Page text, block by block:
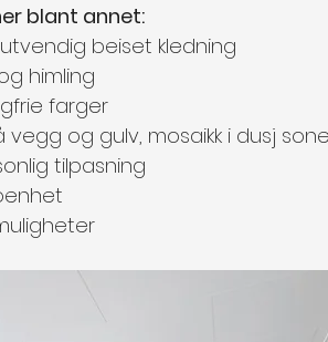
blant annet:
beiset kledning
himling
farger
og gulv, mosaikk i dusj
tilpasning